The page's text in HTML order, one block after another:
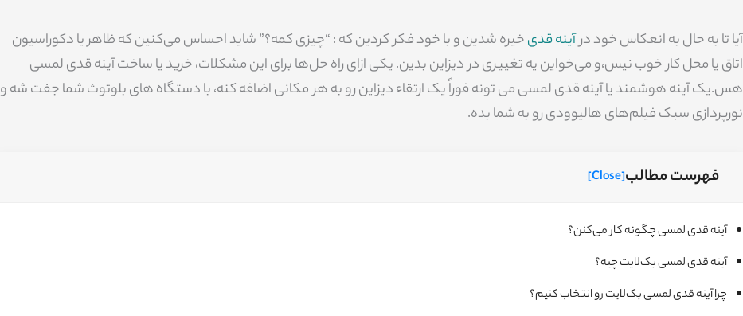
آیا تا به حال به انعکاس خود درآینه قدیخیره شدین و با خود فکر کردین که : “چیزی کمه؟” شاید احساس می‌کنین که ظاهر یا دکوراسیون
اتاق یا محل کار خوب نیس،و می‌خواین یه تغییری در دیزاین بدین. یکی ازای راه‌ حل‌ها برای این مشکلات، خرید یا ساخت آینه قدی لمسی
هس.یک آینه هوشمند یا آینه قدی لمسی می تونه فوراً یک ارتقاء دیزاین رو به هر مکانی اضافه کنه، با دستگاه های بلوتوث شما جفت شه و
نورپردازی سبک فیلم‌های هالیوودی رو به شما بده.
فهرست مطالب[Close]
آینه قدی لمسی چگونه کار می‌کنن؟
آینه قدی لمسی بک‌لایت چیه؟
چرا آینه قدی لمسی بک‌لایت رو انتخاب کنیم؟